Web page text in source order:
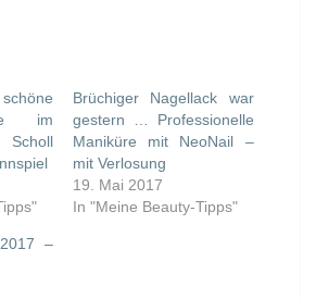
im
Scholl
Brüchiger Nagellack war
gestern … Professionelle
Maniküre mit NeoNail –
mit Verlosung
19. Mai 2017
In "Meine Beauty-Tipps"
–